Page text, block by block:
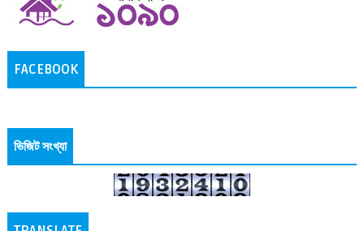
FACEBOOK
ভিজিট সংখ্যা